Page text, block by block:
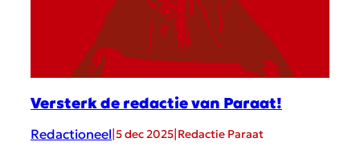
Versterk de redactie van Paraat!
Redactioneel 5 dec 2025 Redactie Paraat